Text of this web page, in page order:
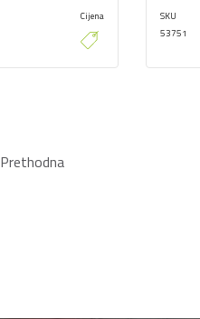
Cijena
SKU
53751
Prethodna